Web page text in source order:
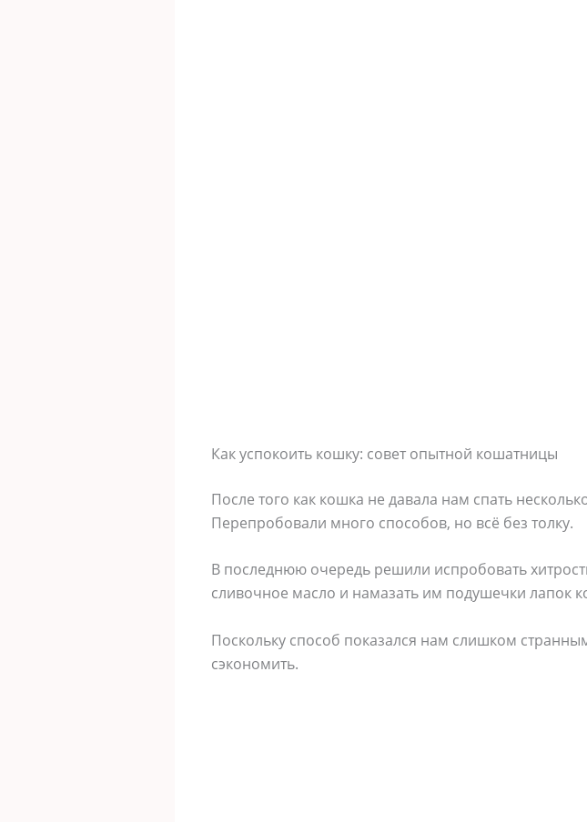
Как успокоить кошку: совет опытной кошатницы
После того как кошка не давала нам спать
Перепробовали много способов, но всё без толку.
В последнюю очередь решили испробовать
сливочное масло и намазать им подушечки лапок
Поскольку способ показался нам слишком
сэкономить.